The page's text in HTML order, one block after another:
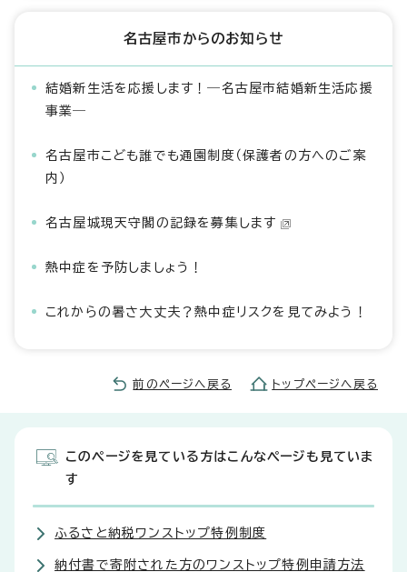
名古屋市からのお知らせ
結婚新生活を応援します！―名古屋市結婚新生活応援
事業―
名古屋市こども誰でも通園制度（保護者の方へのご案
内）
名古屋城現天守閣の記録を募集します
熱中症を予防しましょう！
これからの暑さ大丈夫？熱中症リスクを見てみよう！
前のページへ戻る トップページへ戻る
このページを見ている方はこんなページも見ていま
す
ふるさと納税ワンストップ特例制度
納付書で寄附された方のワンストップ特例申請方法